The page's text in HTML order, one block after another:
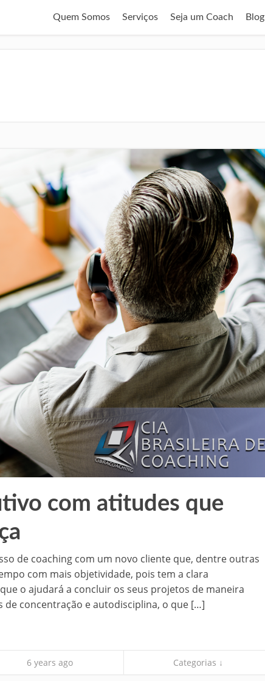
Quem Somos Serviços Seja um Coach Blog
com atitudes que
de coaching com um novo cliente que, dentre outras
com mais objetividade, pois tem a clara
o ajudará a concluir os seus projetos de maneira
de concentração e autodisciplina, o que […]
6 years ago Categorias ↓